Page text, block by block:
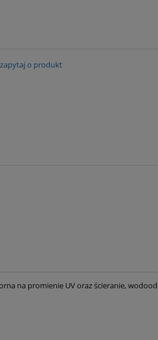
zapytaj o produkt
na promienie UV oraz ścieranie,